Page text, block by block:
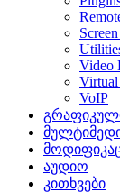
Video
Virtual
VoIP
აუდიო
კითხვები